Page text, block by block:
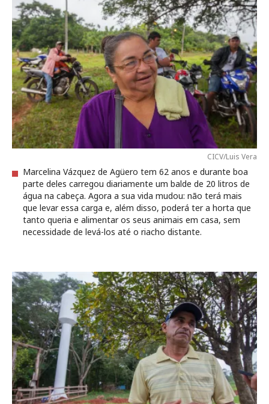
CICV/Luis Vera
Marcelina Vázquez de Agüero tem 62 anos e durante boa
parte deles carregou diariamente um balde de 20 litros de
água na cabeça. Agora a sua vida mudou: não terá mais
que levar essa carga e, além disso, poderá ter a horta que
tanto queria e alimentar os seus animais em casa, sem
necessidade de levá-los até o riacho distante.